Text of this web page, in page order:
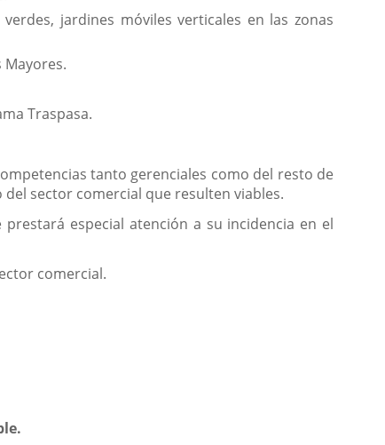
jardines móviles verticales en las zonas
Mayores.
Traspasa.
tanto gerenciales como del resto de
sector comercial que resulten viables.
especial atención a su incidencia en el
comercial.